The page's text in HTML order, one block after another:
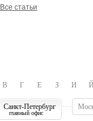
Все статьи
В Г Е З И
Санкт-Петербург
главный офис